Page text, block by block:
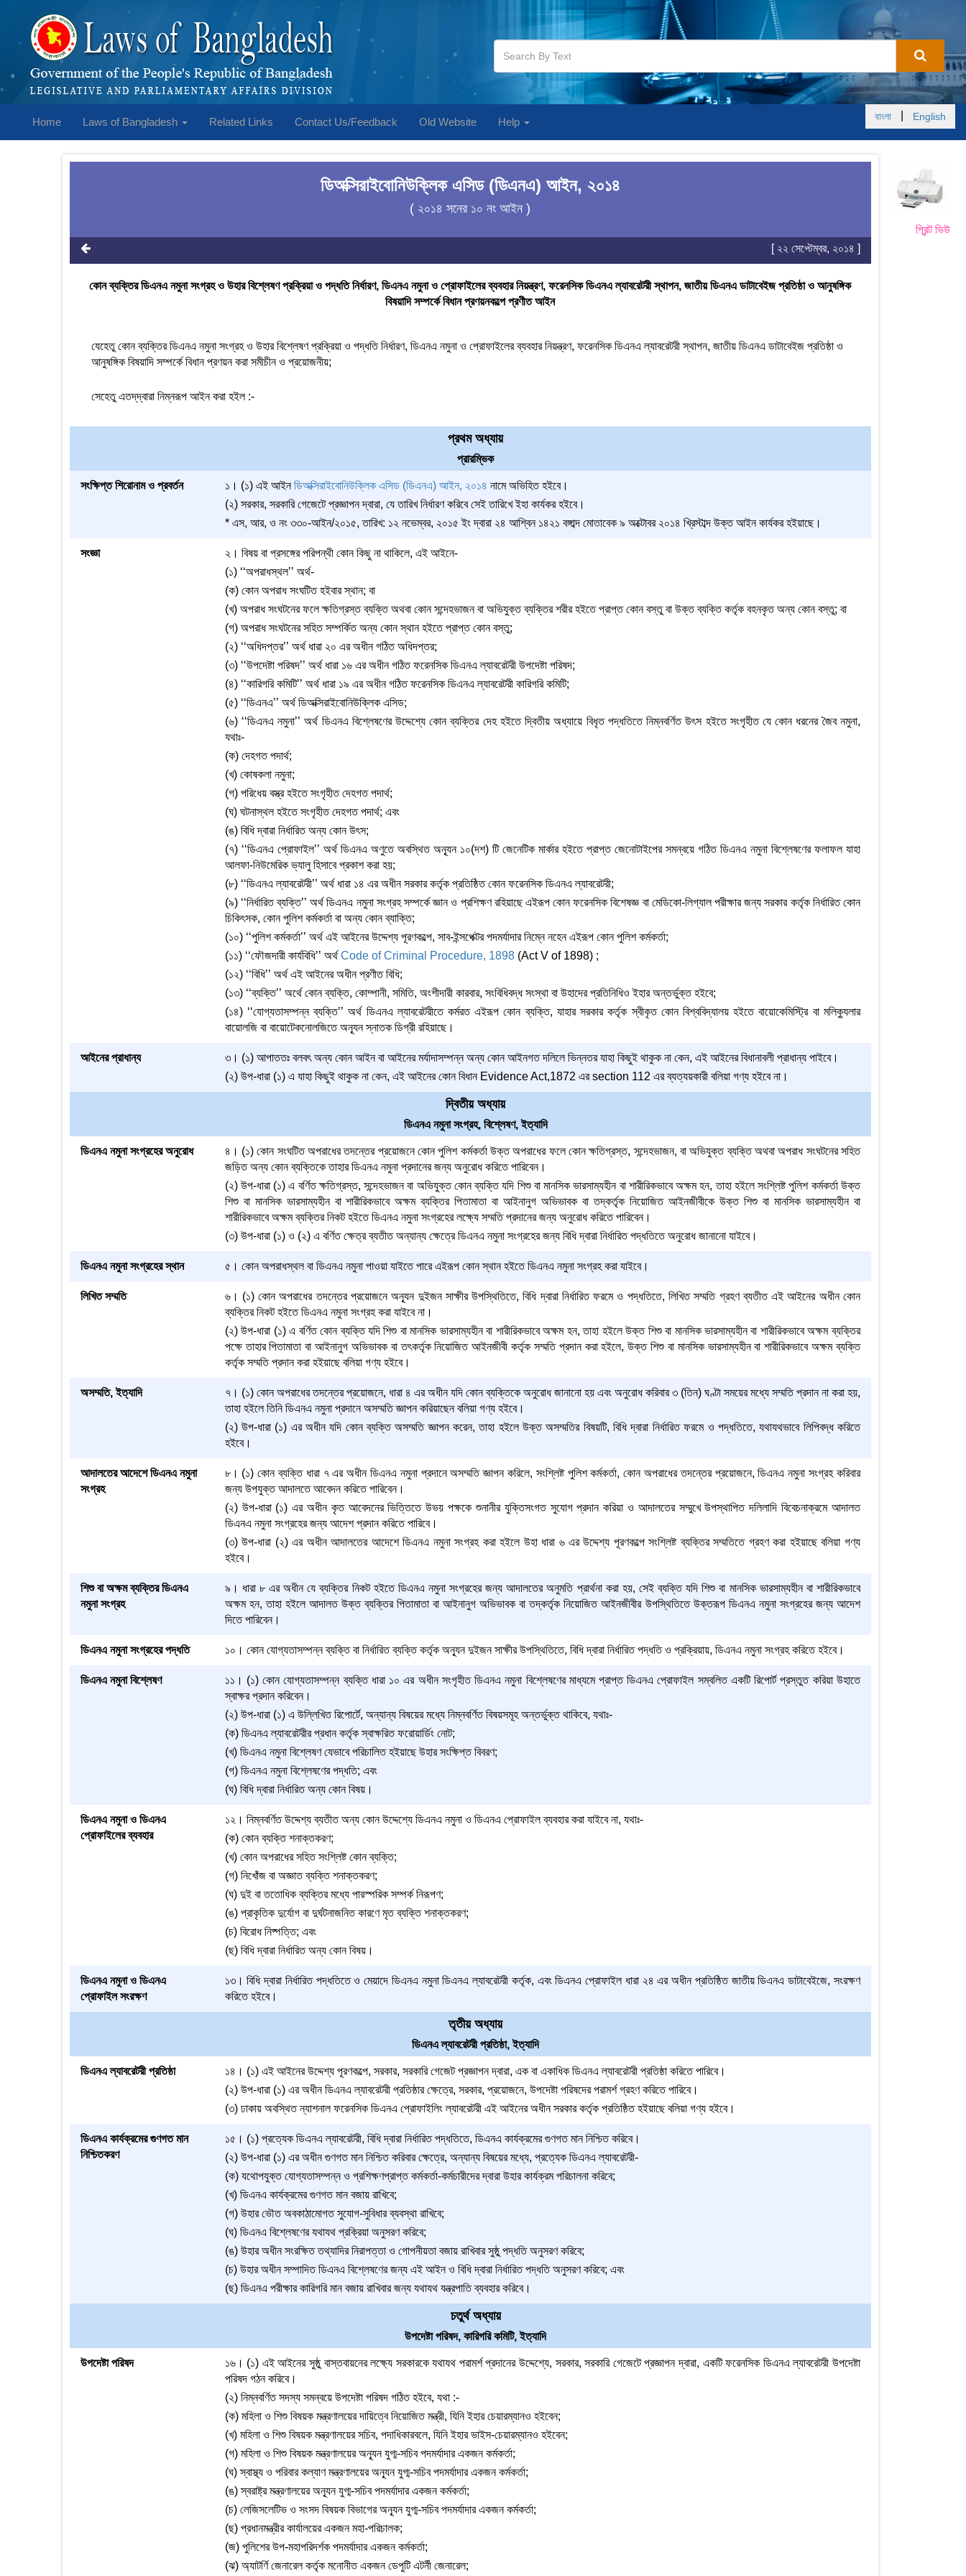
Home Laws of Bangladesh Related Links Contact Us/Feedback Old Website Help বাংলা English
প্রিন্ট ভিউ
ডিঅক্সিরাইবোনিউক্লিক এসিড (ডিএনএ) আইন, ২০১৪
( ২০১৪ সনের ১০ নং আইন )
[ ২২ সেপ্টেম্বর, ২০১৪ ]
কোন ব্যক্তির ডিএনএ নমুনা সংগ্রহ ও উহার বিশ্লেষণ প্রক্রিয়া ও পদ্ধতি নির্ধারণ, ডিএনএ নমুনা ও প্রোফাইলের ব্যবহার নিয়ন্ত্রণ, ফরেনসিক ডিএনএ ল্যাবরেটরী স্থাপন, জাতীয় ডিএনএ ডাটাবেইজ প্রতিষ্ঠা ও আনুষঙ্গিক
বিষয়াদি সম্পর্কে বিধান প্রণয়নকল্পে প্রণীত আইন
যেহেতু কোন ব্যক্তির ডিএনএ নমুনা সংগ্রহ ও উহার বিশ্লেষণ প্রক্রিয়া ও পদ্ধতি নির্ধারণ, ডিএনএ নমুনা ও প্রোফাইলের ব্যবহার নিয়ন্ত্রণ, ফরেনসিক ডিএনএ ল্যাবরেটরী স্থাপন, জাতীয় ডিএনএ ডাটাবেইজ প্রতিষ্ঠা ও
আনুষঙ্গিক বিষয়াদি সম্পর্কে বিধান প্রণয়ন করা সমীচীন ও প্রয়োজনীয়;
সেহেতু এতদ্‌দ্বারা নিম্নরূপ আইন করা হইল :-
প্রথম অধ্যায়
প্রারম্ভিক
সংক্ষিপ্ত শিরোনাম ও প্রবর্তন ১। (১) এই আইনডিঅক্সিরাইবোনিউক্লিক এসিড (ডিএনএ) আইন, ২০১৪ নামে অভিহিত হইবে।
(২) সরকার, সরকারি গেজেটে প্রজ্ঞাপন দ্বারা, যে তারিখ নির্ধারণ করিবে সেই তারিখে ইহা কার্যকর হইবে।
* এস, আর, ও নং ৩৩০-আইন/২০১৫, তারিখ: ১২ নভেম্বর, ২০১৫ ইং দ্বারা ২৪ আশ্বিন ১৪২১ বঙ্গাব্দ মোতাবেক ৯ অক্টোবর ২০১৪ খ্রিস্টাব্দ উক্ত আইন কার্যকর হইয়াছে।
সংজ্ঞা
২। বিষয় বা প্রসঙ্গের পরিপন্থী কোন কিছু না থাকিলে, এই আইনে-
(১) ‘‘অপরাধস্থল’’ অর্থ-
(ক) কোন অপরাধ সংঘটিত হইবার স্থান; বা
(খ) অপরাধ সংঘটনের ফলে ক্ষতিগ্রস্ত ব্যক্তি অথবা কোন সন্দেহভাজন বা অভিযুক্ত ব্যক্তির শরীর হইতে প্রাপ্ত কোন বস্তু বা উক্ত ব্যক্তি কর্তৃক বহনকৃত অন্য কোন বস্তু; বা
(গ) অপরাধ সংঘটনের সহিত সম্পর্কিত অন্য কোন স্থান হইতে প্রাপ্ত কোন বস্তু;
(২) ‘‘অধিদপ্তর’’ অর্থ ধারা ২০ এর অধীন গঠিত অধিদপ্তর;
(৩) ‘‘উপদেষ্টা পরিষদ’’ অর্থ ধারা ১৬ এর অধীন গঠিত ফরেনসিক ডিএনএ ল্যাবরেটরী উপদেষ্টা পরিষদ;
(৪) ‘‘কারিগরি কমিটি’’ অর্থ ধারা ১৯ এর অধীন গঠিত ফরেনসিক ডিএনএ ল্যাবরেটরী কারিগরি কমিটি;
(৫) ‘‘ডিএনএ’’ অর্থ ডিঅক্সিরাইবোনিউক্লিক এসিড;
(৬) ‘‘ডিএনএ নমুনা’’ অর্থ ডিএনএ বিশ্লেষণের উদ্দেশ্যে কোন ব্যক্তির দেহ হইতে দ্বিতীয় অধ্যায়ে বিধৃত পদ্ধতিতে নিম্নবর্ণিত উৎস হইতে সংগৃহীত যে কোন ধরনের জৈব নমুনা,
যথাঃ-
(ক) দেহগত পদার্থ;
(খ) কোষকলা নমুনা;
(গ) পরিধেয় বস্ত্র হইতে সংগৃহীত দেহগত পদার্থ;
(ঘ) ঘটনাস্থল হইতে সংগৃহীত দেহগত পদার্থ; এবং
(ঙ) বিধি দ্বারা নির্ধারিত অন্য কোন উৎস;
(৭) ‘‘ডিএনএ প্রোফাইল’’ অর্থ ডিএনএ অণুতে অবস্থিত অন্যূন ১০(দশ) টি জেনেটিক মার্কার হইতে প্রাপ্ত জেনোটাইপের সমন্বয়ে গঠিত ডিএনএ নমুনা বিশ্লেষণের ফলাফল যাহা
আলফা-নিউমেরিক ভ্যালু হিসাবে প্রকাশ করা হয়;
(৮) ‘‘ডিএনএ ল্যাবরেটরী’’ অর্থ ধারা ১৪ এর অধীন সরকার কর্তৃক প্রতিষ্ঠিত কোন ফরেনসিক ডিএনএ ল্যাবরেটরী;
(৯) ‘‘নির্ধারিত ব্যক্তি’’ অর্থ ডিএনএ নমুনা সংগ্রহ সম্পর্কে জ্ঞান ও প্রশিক্ষণ রহিয়াছে এইরূপ কোন ফরেনসিক বিশেষজ্ঞ বা মেডিকো-লিগ্যাল পরীক্ষার জন্য সরকার কর্তৃক নির্ধারিত কোন
চিকিৎসক, কোন পুলিশ কর্মকর্তা বা অন্য কোন ব্যাক্তি;
(১০) ‘‘পুলিশ কর্মকর্তা’’ অর্থ এই আইনের উদ্দেশ্য পূরণকল্পে, সাব-ইন্সপেক্টর পদমর্যাদার নিম্নে নহেন এইরূপ কোন পুলিশ কর্মকর্তা;
(১১) ‘‘ফৌজদারী কার্যবিধি’’ অর্থ Code of Criminal Procedure, 1898(Act V of 1898) ;
(১২) ‘‘বিধি’’ অর্থ এই আইনের অধীন প্রণীত বিধি;
(১৩) ‘‘ব্যক্তি’’ অর্থে কোন ব্যক্তি, কোম্পানী, সমিতি, অংশীদারী কারবার, সংবিধিবদ্ধ সংস্থা বা উহাদের প্রতিনিধিও ইহার অন্তর্ভুক্ত হইবে;
(১৪) ‘‘যোগ্যতাসম্পন্ন ব্যক্তি’’ অর্থ ডিএনএ ল্যাবরেটরীতে কর্মরত এইরূপ কোন ব্যক্তি, যাহার সরকার কর্তৃক স্বীকৃত কোন বিশ্ববিদ্যালয় হইতে বায়োকেমিস্ট্রি বা মলিক্যুলার
বায়োলজি বা বায়োটেকনোলজিতে অন্যূন স্নাতক ডিগ্রী রহিয়াছে।
আইনের প্রাধান্য
৩। (১) আপাততঃ বলবৎ অন্য কোন আইন বা আইনের মর্যাদাসম্পন্ন অন্য কোন আইনগত দলিলে ভিন্নতর যাহা কিছুই থাকুক না কেন, এই আইনের বিধানাবলী প্রাধান্য পাইবে।
(২) উপ-ধারা (১) এ যাহা কিছুই থাকুক না কেন, এই আইনের কোন বিধান Evidence Act,1872 এর section 112 এর ব্যত্যয়কারী বলিয়া গণ্য হইবে না।
দ্বিতীয় অধ্যায়
ডিএনএ নমুনা সংগ্রহ, বিশ্লেষণ, ইত্যাদি
ডিএনএ নমুনা সংগ্রহের অনুরোধ
৪। (১) কোন সংঘটিত অপরাধের তদন্তের প্রয়োজনে কোন পুলিশ কর্মকর্তা উক্ত অপরাধের ফলে কোন ক্ষতিগ্রস্ত, সন্দেহভাজন, বা অভিযুক্ত ব্যক্তি অথবা অপরাধ সংঘটনের সহিত
জড়িত অন্য কোন ব্যক্তিকে তাহার ডিএনএ নমুনা প্রদানের জন্য অনুরোধ করিতে পারিবেন।
(২) উপ-ধারা (১) এ বর্ণিত ক্ষতিগ্রস্ত, সন্দেহভাজন বা অভিযুক্ত কোন ব্যক্তি যদি শিশু বা মানসিক ভারসাম্যহীন বা শারীরিকভাবে অক্ষম হন, তাহা হইলে সংশ্লিষ্ট পুলিশ কর্মকর্তা উক্ত
শিশু বা মানসিক ভারসাম্যহীন বা শারীরিকভাবে অক্ষম ব্যক্তির পিতামাতা বা আইনানুগ অভিভাবক বা তদ্‌কর্তৃক নিয়োজিত আইনজীবীকে উক্ত শিশু বা মানসিক ভারসাম্যহীন বা
শারীরিকভাবে অক্ষম ব্যক্তির নিকট হইতে ডিএনএ নমুনা সংগ্রহের লক্ষ্যে সম্মতি প্রদানের জন্য অনুরোধ করিতে পারিবেন।
(৩) উপ-ধারা (১) ও (২) এ বর্ণিত ক্ষেত্র ব্যতীত অন্যান্য ক্ষেত্রে ডিএনএ নমুনা সংগ্রহের জন্য বিধি দ্বারা নির্ধারিত পদ্ধতিতে অনুরোধ জানানো যাইবে।
ডিএনএ নমুনা সংগ্রহের স্থান ৫। কোন অপরাধস্থল বা ডিএনএ নমুনা পাওয়া যাইতে পারে এইরূপ কোন স্থান হইতে ডিএনএ নমুনা সংগ্রহ করা যাইবে।
লিখিত সম্মতি
৬। (১) কোন অপরাধের তদন্তের প্রয়োজনে অন্যূন দুইজন সাক্ষীর উপস্থিতিতে, বিধি দ্বারা নির্ধারিত ফরমে ও পদ্ধতিতে, লিখিত সম্মতি গ্রহণ ব্যতীত এই আইনের অধীন কোন
ব্যক্তির নিকট হইতে ডিএনএ নমুনা সংগ্রহ করা যাইবে না।
(২) উপ-ধারা (১) এ বর্ণিত কোন ব্যক্তি যদি শিশু বা মানসিক ভারসাম্যহীন বা শারীরিকভাবে অক্ষম হন, তাহা হইলে উক্ত শিশু বা মানসিক ভারসাম্যহীন বা শারীরিকভাবে অক্ষম ব্যক্তির
পক্ষে তাহার পিতামাতা বা আইনানুগ অভিভাবক বা তৎকর্তৃক নিয়োজিত আইনজীবী কর্তৃক সম্মতি প্রদান করা হইলে, উক্ত শিশু বা মানসিক ভারসাম্যহীন বা শারীরিকভাবে অক্ষম ব্যক্তি
কর্তৃক সম্মতি প্রদান করা হইয়াছে বলিয়া গণ্য হইবে।
অসম্মতি, ইত্যাদি
৭। (১) কোন অপরাধের তদন্তের প্রয়োজনে, ধারা ৪ এর অধীন যদি কোন ব্যক্তিকে অনুরোধ জানানো হয় এবং অনুরোধ করিবার ৩ (তিন) ঘণ্টা সময়ের মধ্যে সম্মতি প্রদান না করা হয়,
তাহা হইলে তিনি ডিএনএ নমুনা প্রদানে অসম্মতি জ্ঞাপন করিয়াছেন বলিয়া গণ্য হইবে।
(২) উপ-ধারা (১) এর অধীন যদি কোন ব্যক্তি অসম্মতি জ্ঞাপন করেন, তাহা হইলে উক্ত অসম্মতির বিষয়টি, বিধি দ্বারা নির্ধারিত ফরমে ও পদ্ধতিতে, যথাযথভাবে লিপিবদ্ধ করিতে
হইবে।
আদালতের আদেশে ডিএনএ নমুনা
সংগ্রহ
৮। (১) কোন ব্যক্তি ধারা ৭ এর অধীন ডিএনএ নমুনা প্রদানে অসম্মতি জ্ঞাপন করিলে, সংশ্লিষ্ট পুলিশ কর্মকর্তা, কোন অপরাধের তদন্তের প্রয়োজনে, ডিএনএ নমুনা সংগ্রহ করিবার
জন্য উপযুক্ত আদালতে আবেদন করিতে পারিবেন।
(২) উপ-ধারা (১) এর অধীন কৃত আবেদনের ভিত্তিতে উভয় পক্ষকে শুনানীর যুক্তিসংগত সুযোগ প্রদান করিয়া ও আদালতের সম্মুখে উপস্থাপিত দলিলাদি বিবেচনাক্রমে আদালত
ডিএনএ নমুনা সংগ্রহের জন্য আদেশ প্রদান করিতে পারিবে।
(৩) উপ-ধারা (২) এর অধীন আদালতের আদেশে ডিএনএ নমুনা সংগ্রহ করা হইলে উহা ধারা ৬ এর উদ্দেশ্য পূরণকল্পে সংশ্লিষ্ট ব্যক্তির সম্মতিতে গ্রহণ করা হইয়াছে বলিয়া গণ্য
হইবে।
শিশু বা অক্ষম ব্যক্তির ডিএনএ
নমুনা সংগ্রহ
৯। ধারা ৮ এর অধীন যে ব্যক্তির নিকট হইতে ডিএনএ নমুনা সংগ্রহের জন্য আদালতের অনুমতি প্রার্থনা করা হয়, সেই ব্যক্তি যদি শিশু বা মানসিক ভারসাম্যহীন বা শারীরিকভাবে
অক্ষম হন, তাহা হইলে আদালত উক্ত ব্যক্তির পিতামাতা বা আইনানুগ অভিভাবক বা তদ্‌কর্তৃক নিয়োজিত আইনজীবীর উপস্থিতিতে উক্তরূপ ডিএনএ নমুনা সংগ্রহের জন্য আদেশ
দিতে পারিবেন।
ডিএনএ নমুনা সংগ্রহের পদ্ধতি ১০। কোন যোগ্যতাসম্পন্ন ব্যক্তি বা নির্ধারিত ব্যক্তি কর্তৃক অন্যূন দুইজন সাক্ষীর উপস্থিতিতে, বিধি দ্বারা নির্ধারিত পদ্ধতি ও প্রক্রিয়ায়, ডিএনএ নমুনা সংগ্রহ করিতে হইবে।
ডিএনএ নমুনা বিশ্লেষণ
১১। (১) কোন যোগ্যতাসম্পন্ন ব্যক্তি ধারা ১০ এর অধীন সংগৃহীত ডিএনএ নমুনা বিশ্লেষণের মাধ্যমে প্রাপ্ত ডিএনএ প্রোফাইল সম্বলিত একটি রিপোর্ট প্রস্তুত করিয়া উহাতে
স্বাক্ষর প্রদান করিবেন।
(২) উপ-ধারা (১) এ উল্লিখিত রিপোর্টে, অন্যান্য বিষয়ের মধ্যে নিম্নবর্ণিত বিষয়সমূহ অন্তর্ভুক্ত থাকিবে, যথাঃ-
(ক) ডিএনএ ল্যাবরেটরীর প্রধান কর্তৃক স্বাক্ষরিত ফরোয়ার্ডিং নোট;
(খ) ডিএনএ নমুনা বিশ্লেষণ যেভাবে পরিচালিত হইয়াছে উহার সংক্ষিপ্ত বিবরণ;
(গ) ডিএনএ নমুনা বিশ্লেষণের পদ্ধতি; এবং
(ঘ) বিধি দ্বারা নির্ধারিত অন্য কোন বিষয়।
ডিএনএ নমুনা ও ডিএনএ
প্রোফাইলের ব্যবহার
১২। নিম্নবর্ণিত উদ্দেশ্য ব্যতীত অন্য কোন উদ্দেশ্যে ডিএনএ নমুনা ও ডিএনএ প্রোফাইল ব্যবহার করা যাইবে না, যথাঃ-
(ক) কোন ব্যক্তি শনাক্তকরণ;
(খ) কোন অপরাধের সহিত সংশ্লিষ্ট কোন ব্যক্তি;
(গ) নিখোঁজ বা অজ্ঞাত ব্যক্তি শনাক্তকরণ;
(ঘ) দুই বা ততোধিক ব্যক্তির মধ্যে পারস্পরিক সম্পর্ক নিরূপণ;
(ঙ) প্রাকৃতিক দুর্যোগ বা দুর্ঘটনাজনিত কারণে মৃত ব্যক্তি শনাক্তকরণ;
(চ) বিরোধ নিষ্পত্তি; এবং
(ছ) বিধি দ্বারা নির্ধারিত অন্য কোন বিষয়।
ডিএনএ নমুনা ও ডিএনএ
প্রোফাইল সংরক্ষণ
১৩। বিধি দ্বারা নির্ধারিত পদ্ধতিতে ও মেয়াদে ডিএনএ নমুনা ডিএনএ ল্যাবরেটরী কর্তৃক, এবং ডিএনএ প্রোফাইল ধারা ২৪ এর অধীন প্রতিষ্ঠিত জাতীয় ডিএনএ ডাটাবেইজে, সংরক্ষণ
করিতে হইবে।
তৃতীয় অধ্যায়
ডিএনএ ল্যাবরেটরী প্রতিষ্ঠা, ইত্যাদি
ডিএনএ ল্যাবরেটরী প্রতিষ্ঠা
১৪। (১) এই আইনের উদ্দেশ্য পূরণকল্পে, সরকার, সরকারি গেজেট প্রজ্ঞাপন দ্বারা, এক বা একাধিক ডিএনএ ল্যাবরেটরী প্রতিষ্ঠা করিতে পারিবে।
(২) উপ-ধারা (১) এর অধীন ডিএনএ ল্যাবরেটরী প্রতিষ্ঠার ক্ষেত্রে, সরকার, প্রয়োজনে, উপদেষ্টা পরিষদের পরামর্শ গ্রহণ করিতে পারিবে।
(৩) ঢাকায় অবস্থিত ন্যাশনাল ফরেনসিক ডিএনএ প্রোফাইলিং ল্যাবরেটরী এই আইনের অধীন সরকার কর্তৃক প্রতিষ্ঠিত হইয়াছে বলিয়া গণ্য হইবে।
ডিএনএ কার্যক্রমের গুণগত মান
নিশ্চিতকরণ
১৫। (১) প্রত্যেক ডিএনএ ল্যাবরেটরী, বিধি দ্বারা নির্ধারিত পদ্ধতিতে, ডিএনএ কার্যক্রমের গুণগত মান নিশ্চিত করিবে।
(২) উপ-ধারা (১) এর অধীন গুণগত মান নিশ্চিত করিবার ক্ষেত্রে, অন্যান্য বিষয়ের মধ্যে, প্রত্যেক ডিএনএ ল্যাবরেটরী-
(ক) যথোপযুক্ত যোগ্যতাসম্পন্ন ও প্রশিক্ষণপ্রাপ্ত কর্মকর্তা-কর্মচারীদের দ্বারা উহার কার্যক্রম পরিচালনা করিবে;
(খ) ডিএনএ কার্যক্রমের গুণগত মান বজায় রাখিবে;
(গ) উহার ভৌত অবকাঠামোগত সুযোগ-সুবিধার ব্যবস্থা রাখিবে;
(ঘ) ডিএনএ বিশ্লেষণের যথাযথ প্রক্রিয়া অনুসরণ করিবে;
(ঙ) উহার অধীন সংরক্ষিত তথ্যাদির নিরাপত্তা ও গোপনীয়তা বজায় রাখিবার সুষ্ঠু পদ্ধতি অনুসরণ করিবে;
(চ) উহার অধীন সম্পাদিত ডিএনএ বিশ্লেষণের জন্য এই আইন ও বিধি দ্বারা নির্ধারিত পদ্ধতি অনুসরণ করিবে; এবং
(ছ) ডিএনএ পরীক্ষার কারিগরি মান বজায় রাখিবার জন্য যথাযথ যন্ত্রপাতি ব্যবহার করিবে।
চতুর্থ অধ্যায়
উপদেষ্টা পরিষদ, কারিগরি কমিটি, ইত্যাদি
উপদেষ্টা পরিষদ
১৬। (১) এই আইনের সুষ্ঠু বাস্তবায়নের লক্ষ্যে সরকারকে যথাযথ পরামর্শ প্রদানের উদ্দেশ্যে, সরকার, সরকারি গেজেটে প্রজ্ঞাপন দ্বারা, একটি ফরেনসিক ডিএনএ ল্যাবরেটরী উপদেষ্টা
পরিষদ গঠন করিবে।
(২) নিম্নবর্ণিত সদস্য সমন্বয়ে উপদেষ্টা পরিষদ গঠিত হইবে, যথা :-
(ক) মহিলা ও শিশু বিষয়ক মন্ত্রণালয়ের দায়িত্বে নিয়োজিত মন্ত্রী, যিনি ইহার চেয়ারম্যানও হইবেন;
(খ) মহিলা ও শিশু বিষয়ক মন্ত্রণালয়ের সচিব, পদাধিকারবলে, যিনি ইহার ভাইস-চেয়ারম্যানও হইবেন;
(গ) মহিলা ও শিশু বিষয়ক মন্ত্রণালয়ের অন্যূন যুগ্ম-সচিব পদমর্যাদার একজন কর্মকর্তা;
(ঘ) স্বাস্থ্য ও পরিবার কল্যাণ মন্ত্রণালয়ের অন্যূন যুগ্ম-সচিব পদমর্যাদার একজন কর্মকর্তা;
(ঙ) স্বরাষ্ট্র মন্ত্রণালয়ের অন্যূন যুগ্ম-সচিব পদমর্যাদার একজন কর্মকর্তা;
(চ) লেজিসলেটিভ ও সংসদ বিষয়ক বিভাগের অন্যূন যুগ্ম-সচিব পদমর্যাদার একজন কর্মকর্তা;
(ছ) প্রধানমন্ত্রীর কার্যালয়ের একজন মহা-পরিচালক;
(জ) পুলিশের উপ-মহাপরিদর্শক পদমর্যাদার একজন কর্মকর্তা;
(ঝ) অ্যাটর্ণি জেনারেল কর্তৃক মনোনীত একজন ডেপুটি এটর্নী জেনারেল;